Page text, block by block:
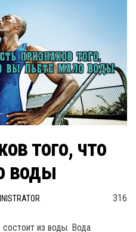
н
а
в
и
ю
того, что
воды
316
из воды. Вода